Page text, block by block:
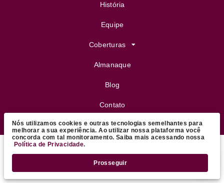
História
Equipe
Coberturas
Almanaque
Blog
Contato
FeijoVip
2026 Daniel Coutinho - Colunista Social
Nós utilizamos cookies e outras tecnologias semelhantes para
melhorar a sua experiência. Ao utilizar nossa plataforma você
concorda com tal monitoramento. Saiba mais acessando nossa
Política de Privacidade.
Prosseguir